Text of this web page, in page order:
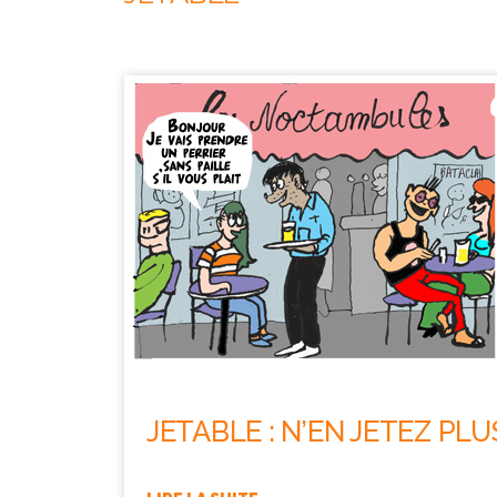
JETABLE : N’EN JETEZ